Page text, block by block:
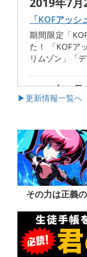
「KOFアッ
期間限定「
た！ 「KOFア
リムゾン」「
2019年7月
「ダークマタ
期間限定の｢
｢UR英雄結晶
などが排出さ
2019年7月
らせ
期間限定の｢
｢UR英雄結晶
▶︎更新情報一覧へ
その力は正義